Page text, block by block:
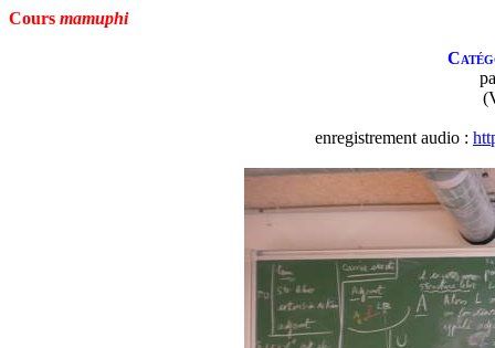
Cours mamuphi
enregistrement audio :